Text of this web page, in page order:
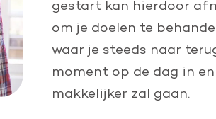
gestart kan hierdoor
om je doelen te
waar je steeds naar
moment op de dag in
makkelijker zal gaan.